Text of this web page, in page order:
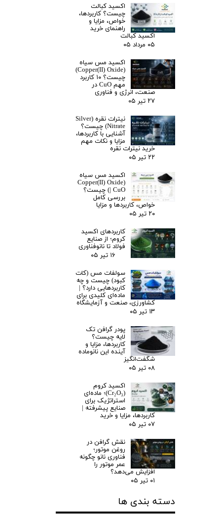
اکسید کبالت
چیست؟ کاربردها،
خواص، مزایا و
راهنمای خرید
اکسید کبالت
۰۵ مرداد ۰۵
اکسید مس سیاه
(Copper(II) Oxide)
چیست؟ ۱۰ کاربرد
مهم CuO در
صنعت، انرژی و فناوری
۲۷ تیر ۰۵
نیترات نقره (Silver
Nitrate) چیست؟
آشنایی با کاربردها،
مزایا و نکات مهم
خرید نیترات نقره
۲۲ تیر ۰۵
اکسید مس سیاه
(Copper(II) Oxide
| CuO) چیست؟
بررسی کامل
خواص، کاربردها و مزایا
۲۰ تیر ۰۵
کاربردهای اکسید
کروم؛ از صنایع
فولاد تا نانوفناوری
۱۶ تیر ۰۵
سولفات مس (کات
کبود) چیست و چه
کاربردهایی دارد؟ |
ماده‌ای کلیدی برای
کشاورزی، صنعت و آزمایشگاه
۱۳ تیر ۰۵
پودر گرافن تک
لایه چیست؟
کاربردها، مزایا و
آینده این نانوماده
شگفت‌انگیز
۰۸ تیر ۰۵
اکسید کروم
(Cr₂O₃)؛ ماده‌ای
استراتژیک برای
صنایع پیشرفته |
کاربردها، مزایا و خرید
۰۷ تیر ۰۵
نقش گرافن در
روغن موتور؛
فناوری نانو چگونه
عمر موتور را
افزایش می‌دهد؟
۰۱ تیر ۰۵
دسته بندی ها